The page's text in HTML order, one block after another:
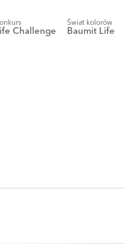
Challenge
Świat kolorów
Baumit Life